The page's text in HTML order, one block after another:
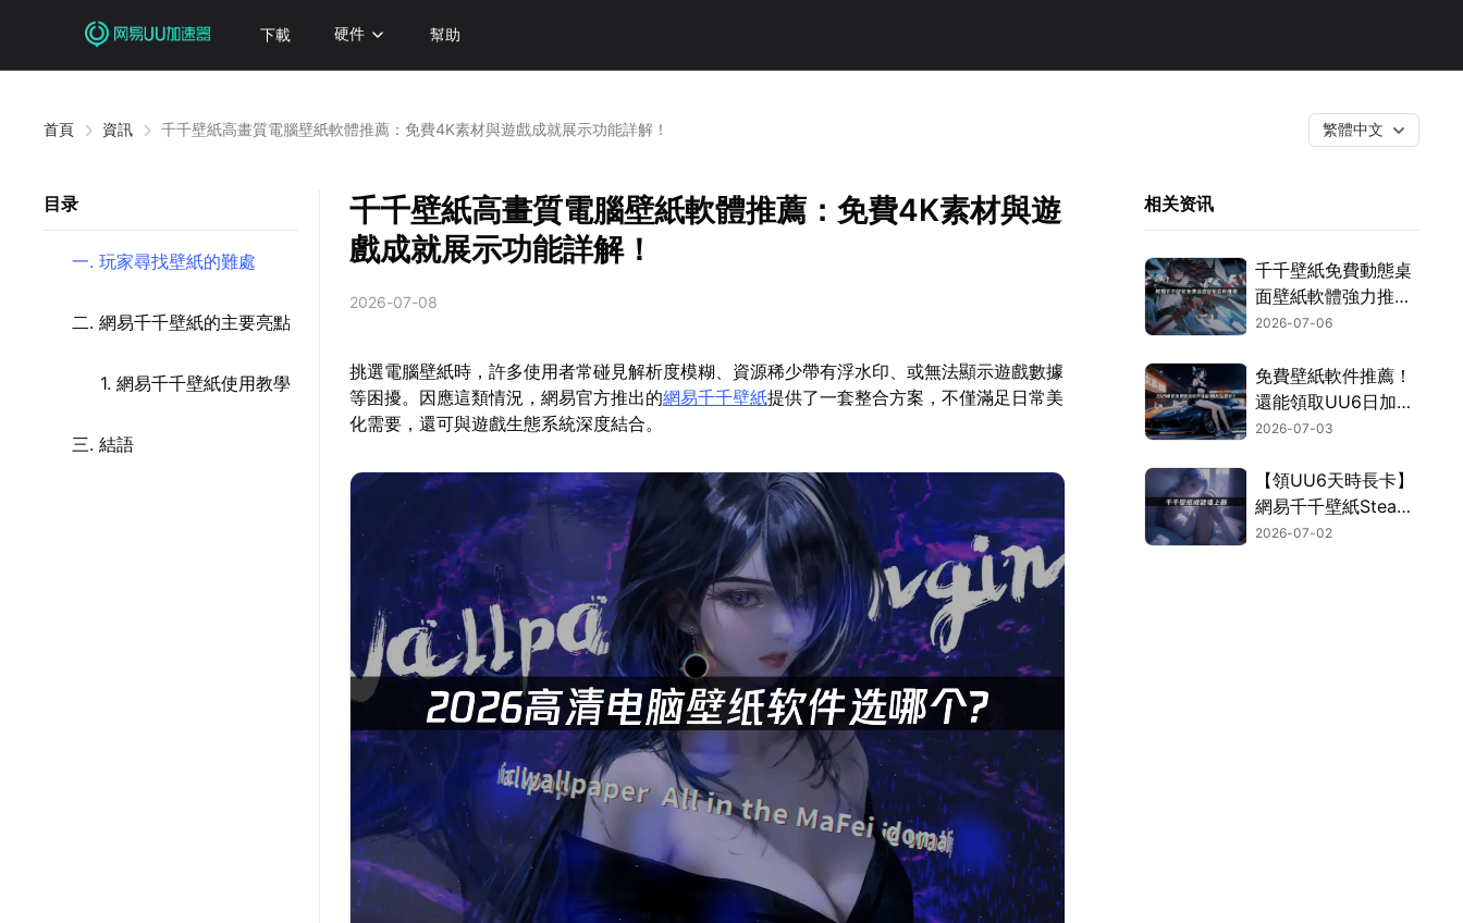
下載 硬件 幫助
首頁 資訊 千千壁紙高畫質電腦壁紙軟體推薦：免費4K素材與遊戲成就展示功能詳解！ 繁體中文
目录
一. 玩家尋找壁紙的難處
二. 網易千千壁紙的主要亮點
1. 網易千千壁紙使用教學
三. 結語
千千壁紙高畫質電腦壁紙軟體推薦：免費4K素材與遊
戲成就展示功能詳解！
2026-07-08
挑選電腦壁紙時，許多使用者常碰見解析度模糊、資源稀少帶有浮水印、或無法顯示遊戲數據
等困擾。因應這類情況，網易官方推出的網易千千壁紙提供了一套整合方案，不僅滿足日常美
化需要，還可與遊戲生態系統深度結合。
相关资讯
千千壁紙免費動態桌
面壁紙軟體強力推
薦：UU加速器專屬
長福利！
2026-07-06
免費壁紙軟件推薦！
還能領取UU6日加速
卡！
2026-07-03
【領UU6天時長卡】
網易千千壁紙Steam
遊戲成就牆功能上
2026-07-02